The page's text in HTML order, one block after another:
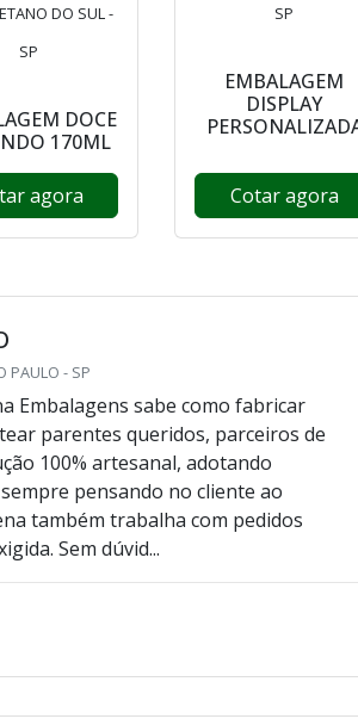
DO SUL -
SP
DOCE
170ML
agora
SP
EMBALAGEM
DISPLAY
Cotar agora
PAULO - SP
Embalagens sabe como fabricar
parentes queridos, parceiros de
100% artesanal, adotando
pensando no cliente ao
também trabalha com pedidos
Sem dúvid...